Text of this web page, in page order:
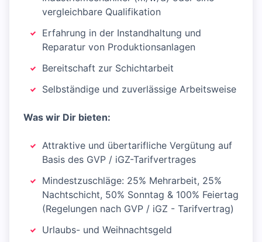
vergleichbare Qualifikation
Erfahrung in der Instandhaltung und
Reparatur von Produktionsanlagen
Bereitschaft zur Schichtarbeit
Selbständige und zuverlässige Arbeitsweise
Was wir Dir bieten:
Attraktive und übertarifliche Vergütung auf
Basis des GVP / iGZ-Tarifvertrages
Mindestzuschläge: 25% Mehrarbeit, 25%
Nachtschicht, 50% Sonntag & 100% Feiertag
(Regelungen nach GVP / iGZ - Tarifvertrag)
Urlaubs- und Weihnachtsgeld